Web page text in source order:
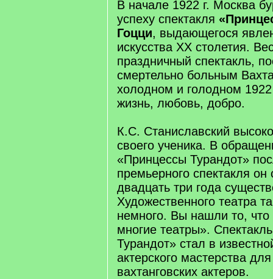
В начале 1922 г. Москва
успеху спектакля
Гоцци, выдающегося
искусства ХХ столетия.
праздничный спектакль,
смертельно больным
холодном и голодном
жизнь, любовь, добро.
К.С. Станиславский
своего ученика. В
«Принцессы Турандот»
премьерного спектакля он
двадцать три года
Художественного театра
немного. Вы нашли то, что
многие театры».
Турандот» стал в
актерского мастерства
вахтанговских актеров.